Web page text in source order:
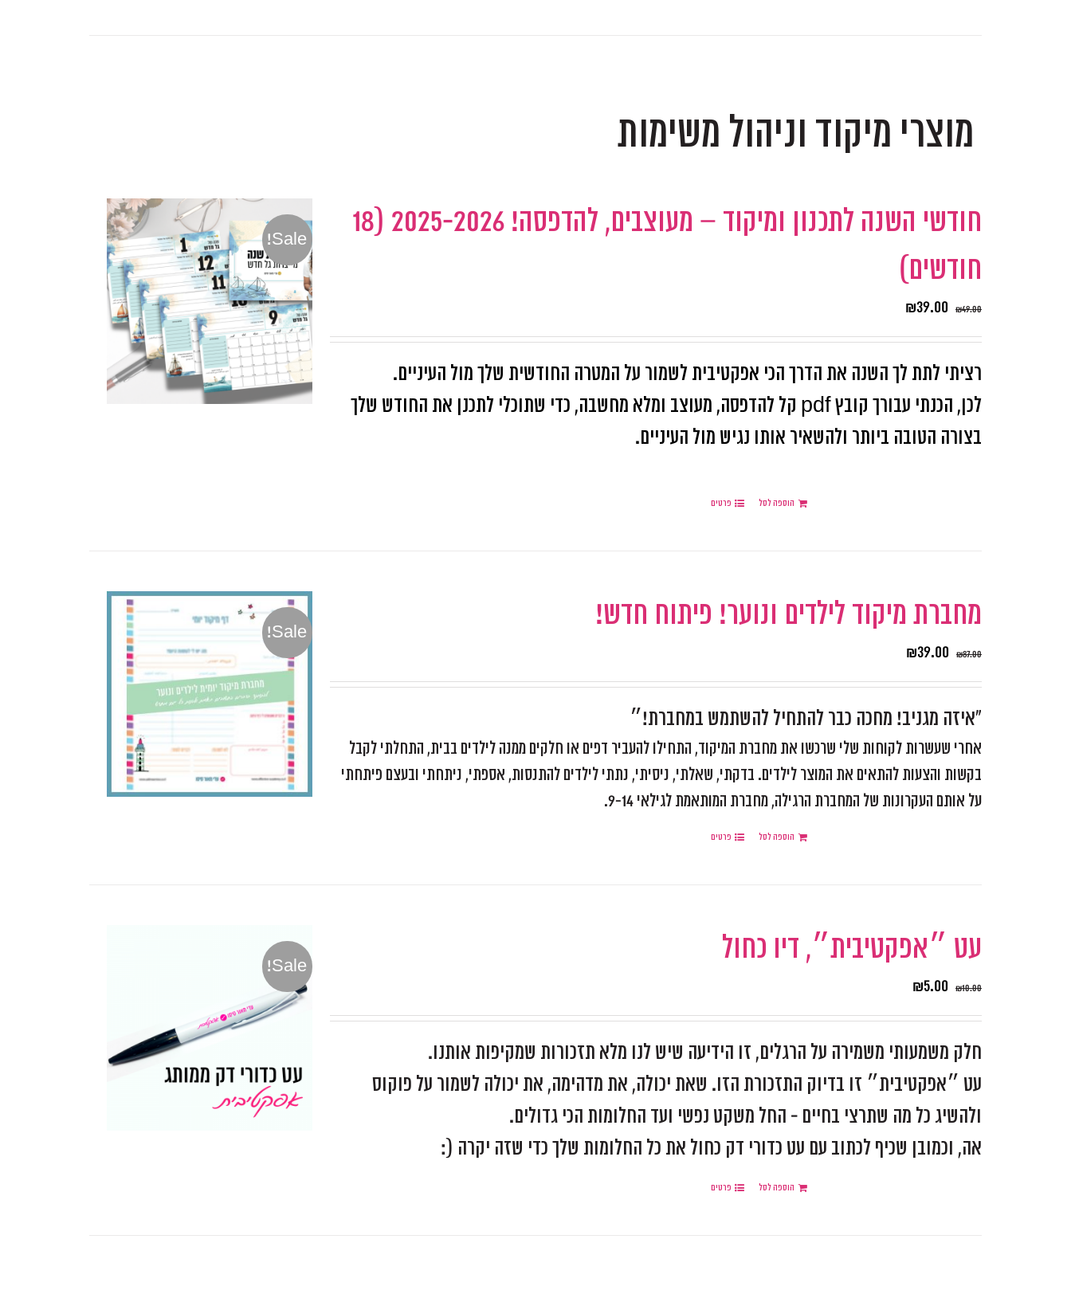
מוצרי מיקוד וניהול משימות
Sale!
חודשי השנה לתכנון ומיקוד – מעוצבים, להדפסה! 2025-2026 (18
חודשים)
₪49.00
₪39.00
רציתי לתת לך השנה את הדרך הכי אפקטיבית לשמור על המטרה החודשית שלך מול העיניים.
לכן, הכנתי עבורך קובץ pdf קל להדפסה, מעוצב ומלא מחשבה, כדי שתוכלי לתכנן את החודש שלך
בצורה הטובה ביותר ולהשאיר אותו נגיש מול העיניים.
הוספה לסל פרטים
Sale!
מחברת מיקוד לילדים ונוער! פיתוח חדש!
₪87.00
₪39.00
"איזה מגניב! מחכה כבר להתחיל להשתמש במחברת!״
אחרי שעשרות לקוחות שלי שרכשו את מחברת המיקוד, התחילו להעביר דפים או חלקים ממנה לילדים בבית, התחלתי לקבל
בקשות והצעות להתאים את המוצר לילדים. בדקתי, שאלתי, ניסיתי, נתתי לילדים להתנסות, אספתי, ניתחתי ובעצם פיתחתי
על אותם העקרונות של המחברת הרגילה, מחברת המותאמת לגילאי 9-14.
הוספה לסל פרטים
Sale!
עט ״אפקטיבית״, דיו כחול
₪10.00
₪5.00
חלק משמעותי משמירה על הרגלים, זו הידיעה שיש לנו מלא תזכורות שמקיפות אותנו.
עט ״אפקטיבית״ זו בדיוק התזכורת הזו. שאת יכולה, את מדהימה, את יכולה לשמור על פוקוס
ולהשיג כל מה שתרצי בחיים - החל משקט נפשי ועד החלומות הכי גדולים.
אה, וכמובן שכיף לכתוב עם עט כדורי דק כחול את כל החלומות שלך כדי שזה יקרה (:
הוספה לסל פרטים